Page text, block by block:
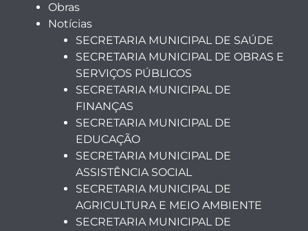
Obras
Notícias
SECRETARIA MUNICIPAL DE SAÚDE
SECRETARIA MUNICIPAL DE OBRAS E
SERVIÇOS PÚBLICOS
SECRETARIA MUNICIPAL DE
FINANÇAS
SECRETARIA MUNICIPAL DE
EDUCAÇÃO
SECRETARIA MUNICIPAL DE
ASSISTÊNCIA SOCIAL
SECRETARIA MUNICIPAL DE
AGRICULTURA E MEIO AMBIENTE
SECRETARIA MUNICIPAL DE